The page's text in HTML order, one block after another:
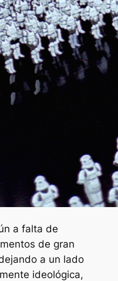
a falta de
de gran
a un lado
ideológica,